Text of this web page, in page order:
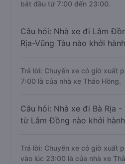
bắt đầu từ 7:00 đến 23:00.
Câu hỏi: Nhà xe đi Lâm
Rịa-Vũng Tàu nào khởi
Trả lời: Chuyến xe có giờ xuất
7:00 là của nhà xe Thảo Hồng.
Câu hỏi: Nhà xe đi Bà Rịa -
từ Lâm Đồng nào khởi
Trả lời: Chuyến xe có giờ xuất
vào lúc 23:00 là của nhà xe